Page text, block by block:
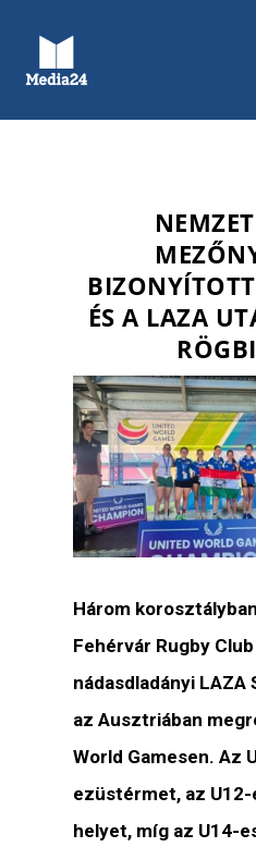
ÉS A LAZA
Három
Fehérvár Rugby
nádasdladányi LAZA
az Ausztriában
World Gamesen. Az
ezüstérmet, az
helyet, míg az U14-